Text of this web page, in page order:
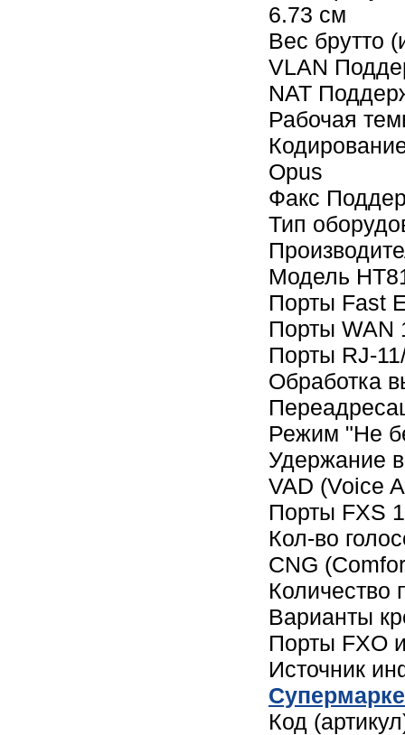
6.73 см
Вес брутто
VLAN
NAT
Рабочая
Opus
Факс
Тип
Модель
Порты Fast
Порты WAN
Порты RJ-
Обработка
Режим "Не
Удержание
VAD (Voice
Порты FXS
Кол-во
CNG
Количество
Варианты
Порты FXO
Источник
Код